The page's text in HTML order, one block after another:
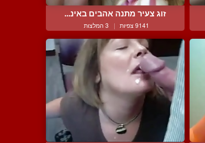
זוג צעיר מתנה אהבים באינ...
9141 צפיות | 3 המלצות